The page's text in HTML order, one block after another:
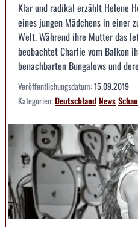
Klar und radikal erzählt Helene
eines jungen Mädchens in einer
Welt. Während ihre Mutter das
beobachtet Charlie vom Balkon
benachbarten Bungalows und
Veröffentlichungsdatum:15.09.2019
Kategorien:DeutschlandNews